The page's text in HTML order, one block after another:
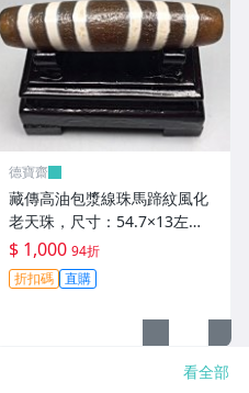
德寶齋
藏傳高油包漿線珠馬蹄紋風化
老天珠，尺寸：54.7×13左
右，材質：瑪瑙，玉髓 天珠 瑪
瑙 硃砂【德寶齋】405
$ 1,000 94折
折扣碼 直購
看全部